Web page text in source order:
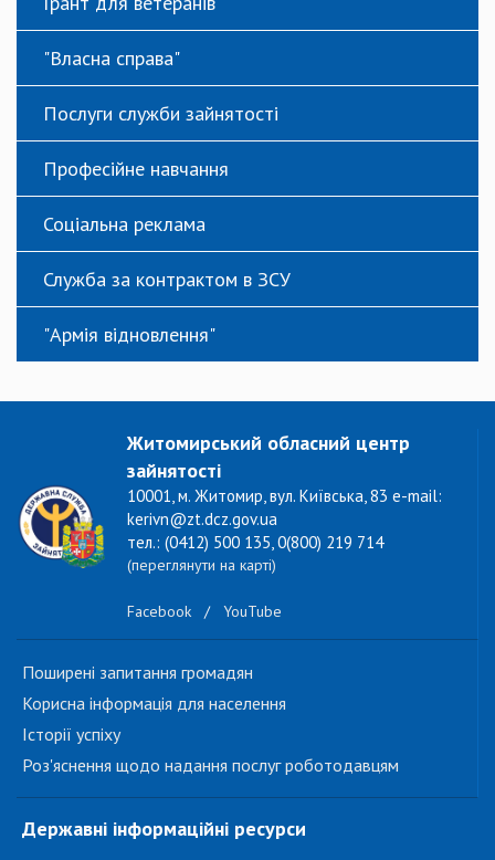
"Власна справа"
Послуги служби зайнятості
Професійне навчання
Соціальна реклама
Служба за контрактом в ЗСУ
"Армія відновлення"
Житомирський обласний центр
зайнятості
10001, м. Житомир, вул. Київська, 83 e-mail:
kerivn@zt.dcz.gov.ua
тел.: (0412) 500 135, 0(800) 219 714
(переглянути на карті)
Facebook / YouTube
Поширені запитання громадян
Корисна інформація для населення
Історії успіху
Роз'яснення щодо надання послуг роботодавцям
Державні інформаційні ресурси